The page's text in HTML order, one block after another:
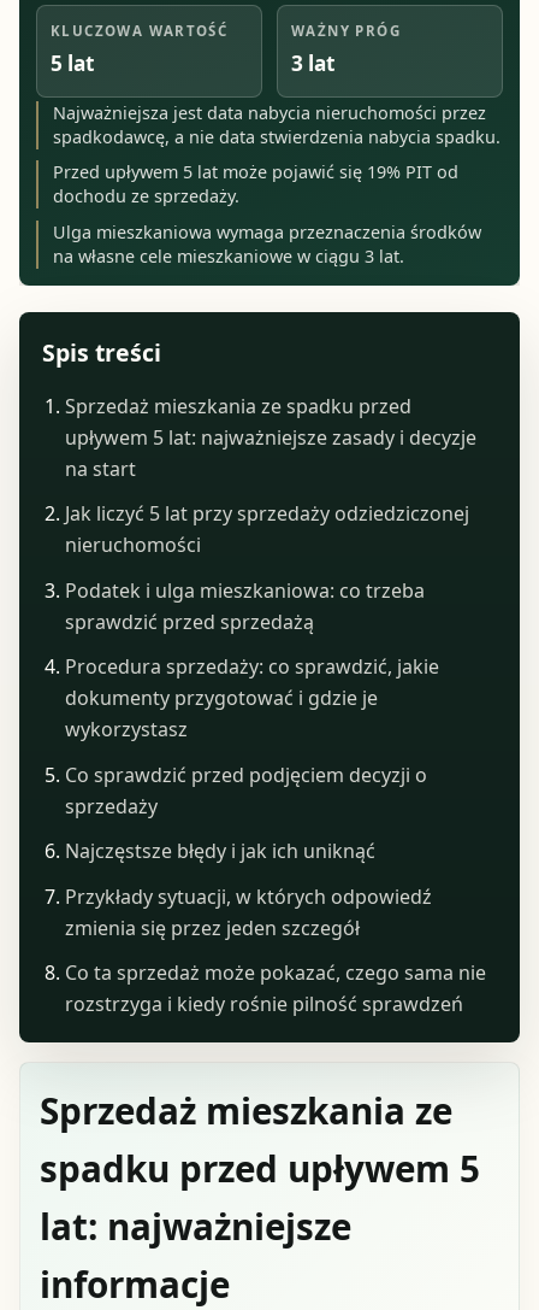
KLUCZOWA WARTOŚĆ
5 lat
WAŻNY PRÓG
3 lat
Najważniejsza jest data nabycia nieruchomości przez
spadkodawcę, a nie data stwierdzenia nabycia spadku.
Przed upływem 5 lat może pojawić się 19% PIT od
dochodu ze sprzedaży.
Ulga mieszkaniowa wymaga przeznaczenia środków
na własne cele mieszkaniowe w ciągu 3 lat.
Sprzedaż mieszkania ze
spadku przed upływem 5
lat: najważniejsze
informacje
Spis treści
Sprzedaż mieszkania ze spadku przed
upływem 5 lat: najważniejsze zasady i decyzje
na start
Jak liczyć 5 lat przy sprzedaży odziedziczonej
nieruchomości
Podatek i ulga mieszkaniowa: co trzeba
sprawdzić przed sprzedażą
Procedura sprzedaży: co sprawdzić, jakie
dokumenty przygotować i gdzie je
wykorzystasz
Co sprawdzić przed podjęciem decyzji o
sprzedaży
Najczęstsze błędy i jak ich uniknąć
Przykłady sytuacji, w których odpowiedź
zmienia się przez jeden szczegół
Co ta sprzedaż może pokazać, czego sama nie
rozstrzyga i kiedy rośnie pilność sprawdzeń